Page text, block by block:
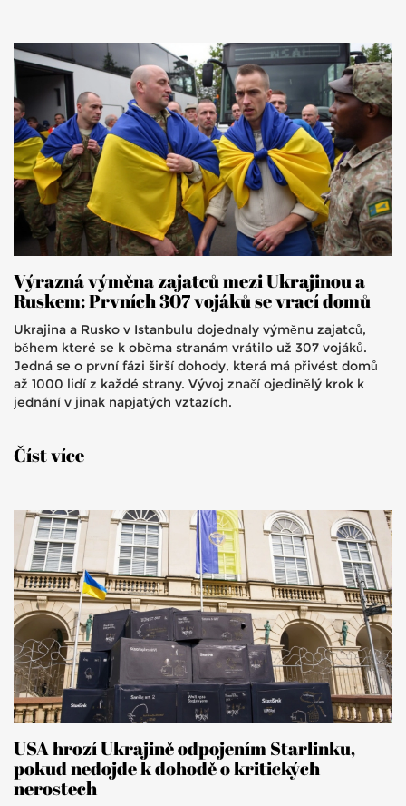
Výrazná výměna zajatců mezi Ukrajinou a
Ruskem: Prvních 307 vojáků se vrací domů
Ukrajina a Rusko v Istanbulu dojednaly výměnu zajatců,
během které se k oběma stranám vrátilo už 307 vojáků.
Jedná se o první fázi širší dohody, která má přivést domů
až 1000 lidí z každé strany. Vývoj značí ojedinělý krok k
jednání v jinak napjatých vztazích.
Číst více
USA hrozí Ukrajině odpojením Starlinku,
pokud nedojde k dohodě o kritických
nerostech